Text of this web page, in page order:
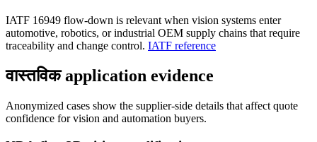
IATF 16949 flow-down is relevant when vision systems enter
automotive, robotics, or industrial OEM supply chains that require
traceability and change control. IATF reference
वास्तविक application evidence
Anonymized cases show the supplier-side details that affect quote
confidence for vision and automation buyers.